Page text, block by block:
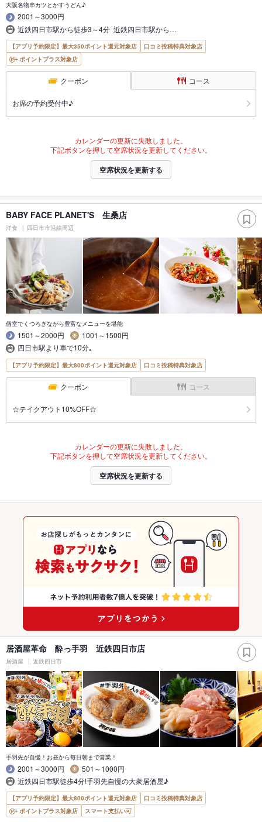
大阪名物串カツとかすうどん♪
2001～3000円
近鉄四日市駅から徒歩3～4分 近鉄四日市駅から…
【アプリ予約限定】最大350ポイント還元対象店
口コミ投稿特典対象店
ポイントプラス対象店
クーポン コース
お席の予約受付中♪
カレンダーの更新に失敗しました。
下記ボタンを押して空席状況を更新してください。
空席状況を更新する
BABY FACE PLANET'S 生桑店
洋食 四日市市沿線周辺
個室でくつろぎながら豊富なメニューを堪能
1501～2000円
1001～1500円
四日市駅より車で10分｡
【アプリ予約限定】最大800ポイント還元対象店 口コミ投稿特典対象店
クーポン コース
☆テイクアウト10%OFF☆
カレンダーの更新に失敗しました。
下記ボタンを押して空席状況を更新してください。
空席状況を更新する
居酒屋革命 酔っ手羽 近鉄四日市店
居酒屋 近鉄四日市
手羽先が自慢！お昼から毎日朝まで営業！
2001～3000円
501～1000円
近鉄四日市駅徒歩4分!手羽先自慢の大衆居酒屋♪
【アプリ予約限定】最大800ポイント還元対象店
口コミ投稿特典対象店
ポイントプラス対象店
スマート支払い可